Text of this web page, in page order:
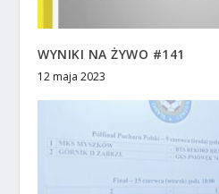
WYNIKI NA ŻYWO #141
12 maja 2023